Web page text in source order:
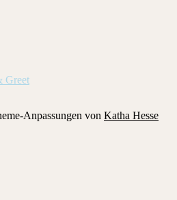
Greet
Anpassungen von Katha Hesse